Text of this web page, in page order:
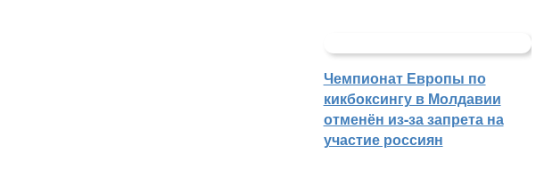
Чемпионат Европы по
кикбоксингу в Молдавии
отменён из-за запрета на
участие россиян